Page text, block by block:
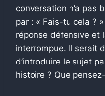
conversation n’a pas
par : « Fais-tu cela ?
réponse défensive et
interrompue. Il serait
d’introduire le sujet
histoire ? Que